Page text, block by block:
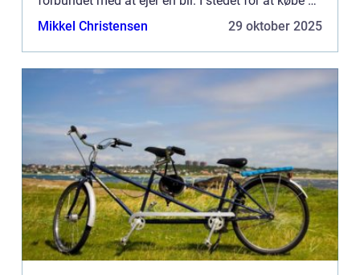
bil, betaler man for at bruge den i en bestemt
Mikkel Christensen 29 oktober 2025